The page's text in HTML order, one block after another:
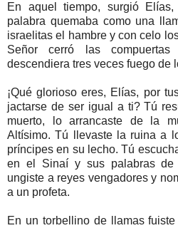
En aquel tiempo, surgió
palabra quemaba como una
israelitas el hambre y con celo
Señor cerró las
descendiera tres veces fuego de
¡Qué glorioso eres, Elías, por
jactarse de ser igual a ti? Tú
muerto, lo arrancaste de la
Altísimo. Tú llevaste la ruina a
príncipes en su lecho. Tú
en el Sinaí y sus palabras
ungiste a reyes vengadores y
a un profeta.
En un torbellino de llamas